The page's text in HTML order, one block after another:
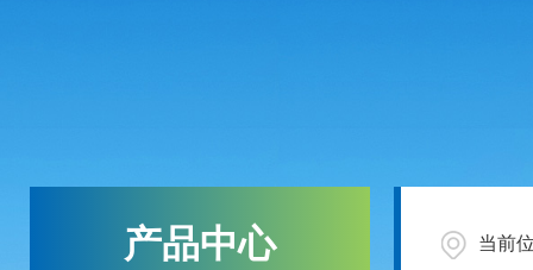
产品中心 当前